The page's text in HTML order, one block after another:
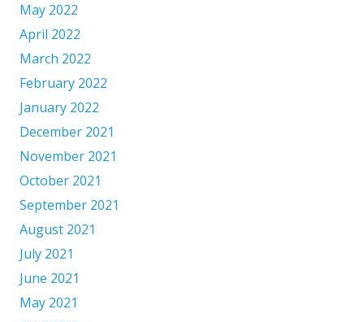
May 2022
April 2022
March 2022
February 2022
January 2022
December 2021
November 2021
October 2021
September 2021
August 2021
July 2021
June 2021
May 2021